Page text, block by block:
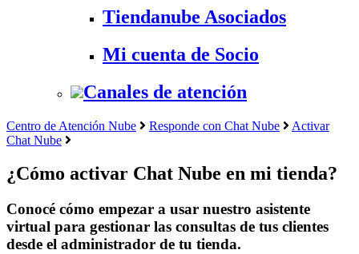
Tiendanube Asociados
Mi cuenta de Socio
Canales de atención
Centro de Atención Nube Responde con Chat Nube
Activar
Chat Nube
¿Cómo activar Chat Nube en mi tienda?
Conocé cómo empezar a usar nuestro asistente
virtual para gestionar las consultas de tus clientes
desde el administrador de tu tienda.